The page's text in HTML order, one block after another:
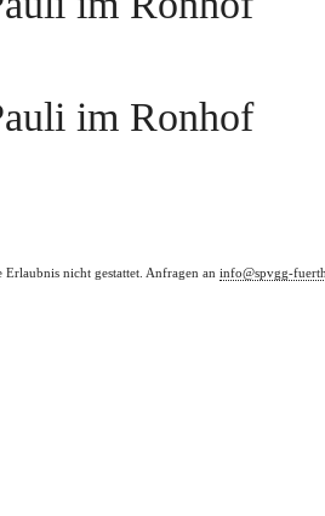
nicht gestattet. Anfragen an info@spvgg-